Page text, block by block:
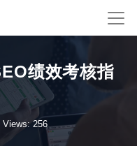
绩效考核指
Views: 256